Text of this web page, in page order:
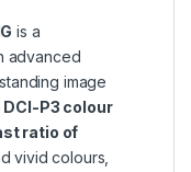
is a
advanced
image
DCI-P3 colour
ratio of
vivid colours,